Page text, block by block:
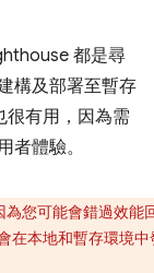
都是尋
構及部署至暫存
有用，因為需
者體驗。
為您可能會錯過效能
在本地和暫存環境中